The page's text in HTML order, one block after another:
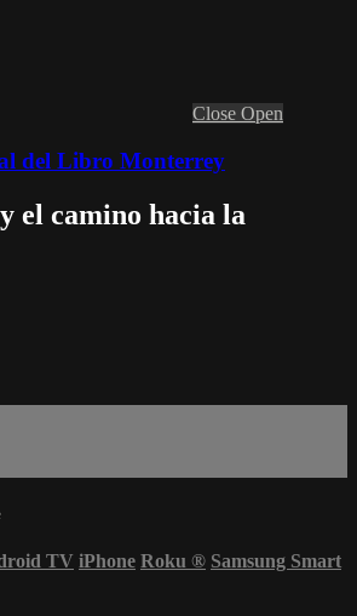
Close Open
del Libro Monterrey
el camino hacia la
TV iPhone Roku ® Samsung Smart